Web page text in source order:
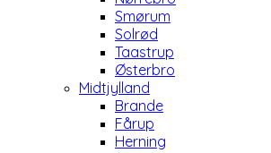
Smørum
Solrød
Taastrup
Østerbro
Midtjylland
Brande
Fårup
Herning